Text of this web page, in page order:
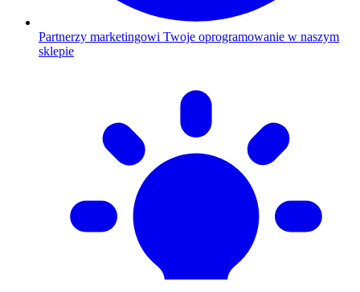
Partnerzy marketingowi Twoje oprogramowanie w naszym
sklepie